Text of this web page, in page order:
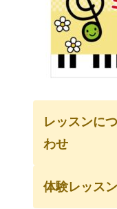
レッスンに
わせ
体験レッス